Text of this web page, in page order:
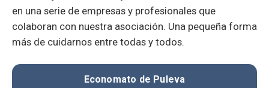
en una serie de empresas y profesionales que
colaboran con nuestra asociación. Una pequeña forma
más de cuidarnos entre todas y todos.
Economato de Puleva